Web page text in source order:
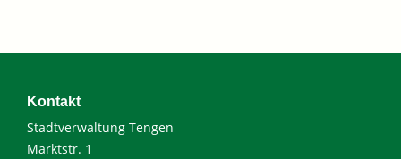
Kontakt
Stadtverwaltung Tengen
Marktstr. 1